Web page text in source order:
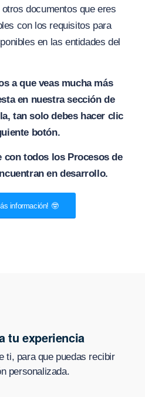
documentos que eres
con los requisitos para
en las entidades del
a que veas mucha más
en nuestra sección de
tan solo debes hacer clic
botón.
con todos los Procesos de
en desarrollo.
información! 🤓
tu experiencia
ti, para que puedas recibir
personalizada.